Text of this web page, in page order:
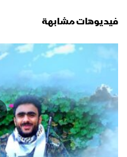
فيديوهات مشابهة